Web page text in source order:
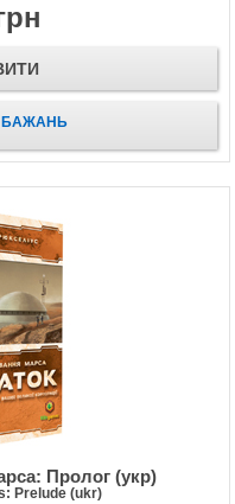
БАЖАНЬ
Пролог (укр)
Prelude (ukr)